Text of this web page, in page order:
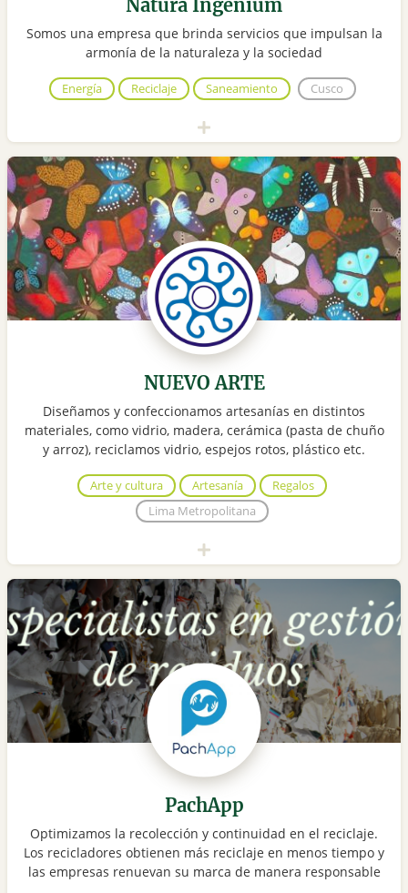
Natura Ingenium
Somos una empresa que brinda servicios que impulsan la
armonía de la naturaleza y la sociedad
Energía Reciclaje Saneamiento Cusco
NUEVO ARTE
Diseñamos y confeccionamos artesanías en distintos
materiales, como vidrio, madera, cerámica (pasta de chuño
y arroz), reciclamos vidrio, espejos rotos, plástico etc.
Arte y cultura Artesanía
Regalos
Lima Metropolitana
PachApp
Optimizamos la recolección y continuidad en el reciclaje.
Los recicladores obtienen más reciclaje en menos tiempo y
las empresas renuevan su marca de manera responsable